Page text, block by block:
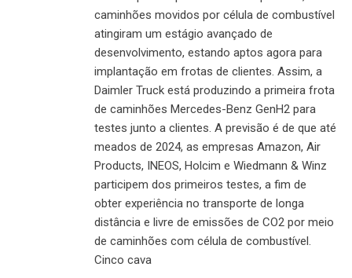
caminhões movidos por célula de combustível
atingiram um estágio avançado de
desenvolvimento, estando aptos agora para
implantação em frotas de clientes. Assim, a
Daimler Truck está produzindo a primeira frota
de caminhões Mercedes-Benz GenH2 para
testes junto a clientes. A previsão é de que até
meados de 2024, as empresas Amazon, Air
Products, INEOS, Holcim e Wiedmann & Winz
participem dos primeiros testes, a fim de
obter experiência no transporte de longa
distância e livre de emissões de CO2 por meio
de caminhões com célula de combustível.
Cinco cava